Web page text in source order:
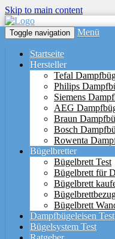
Skip to main content
Toggle navigation Menü
Startseite
Hersteller
Tefal
Philips
Siemens
AEG
Braun
Bosch
Rowenta
Bügelbretter
Bügelbrett Test
Bügelbrett für
Bügelbrett
Bügelbrett
Dampfbügeleisen Test
Bügelsystem Test